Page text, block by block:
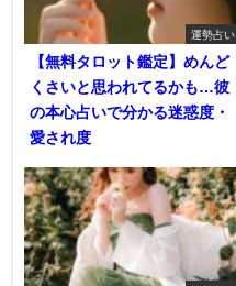
運勢占い
【無料タロット鑑定】めんど
くさいと思われてるかも…彼
の本心占いで分かる迷惑度・
愛され度